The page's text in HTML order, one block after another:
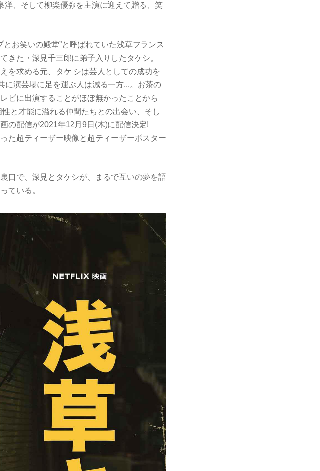
洋、そして柳楽優弥を主演に迎えて贈る、笑
お笑いの殿堂”と呼ばれていた浅草フランス
きた・深見千三郎に弟子入りしたタケシ。
を求める元、タケ シは芸人としての成功を
に演芸場に足を運ぶ人は減る一方...。お茶の
ビに出演することがほぼ無かったことから
と才能に溢れる仲間たちとの出会い、そし
の配信が2021年12月9日(木)に配信決定!
た超ティーザー映像と超ティーザーポスター
口で、深見とタケシが、まるで互いの夢を語
ている。